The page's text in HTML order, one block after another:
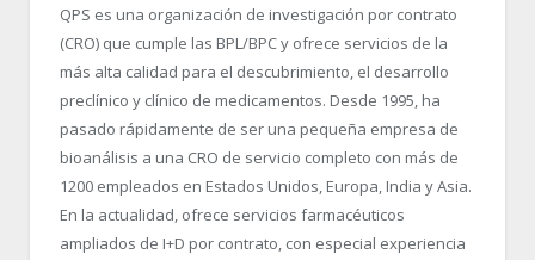
QPS es una organización de investigación por contrato
(CRO) que cumple las BPL/BPC y ofrece servicios de la
más alta calidad para el descubrimiento, el desarrollo
preclínico y clínico de medicamentos. Desde 1995, ha
pasado rápidamente de ser una pequeña empresa de
bioanálisis a una CRO de servicio completo con más de
1200 empleados en Estados Unidos, Europa, India y Asia.
En la actualidad, ofrece servicios farmacéuticos
ampliados de I+D por contrato, con especial experiencia